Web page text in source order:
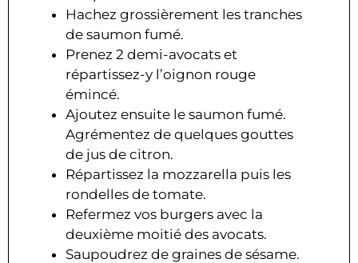
Hachez grossièrement les tranches
de saumon fumé.
Prenez 2 demi-avocats et
répartissez-y l’oignon rouge
émincé.
Ajoutez ensuite le saumon fumé.
Agrémentez de quelques gouttes
de jus de citron.
Répartissez la mozzarella puis les
rondelles de tomate.
Refermez vos burgers avec la
deuxième moitié des avocats.
Saupoudrez de graines de sésame.